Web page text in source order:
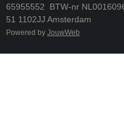
65955552 BTW-nr
51 1102JJ Amsterdam
Powered by JouwWeb